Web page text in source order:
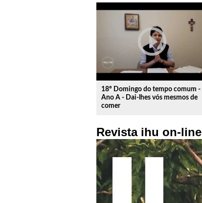
play_circle_outline
18º Domingo do tempo comum -
Ano A - Dai-lhes vós mesmos de
comer
Revista ihu on-line